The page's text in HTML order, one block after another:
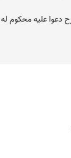
دعوا علیه محکوم له